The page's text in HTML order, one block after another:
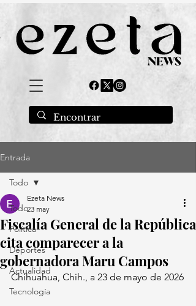
Entrada
Todo
Política
Deportes
Actualidad
Tecnología
Todo
Fiscalía General de la República
cita comparecer a la
gobernadora Maru Campos
Ezeta News
23 may
Chihuahua, Chih., a 23 de mayo de 2026